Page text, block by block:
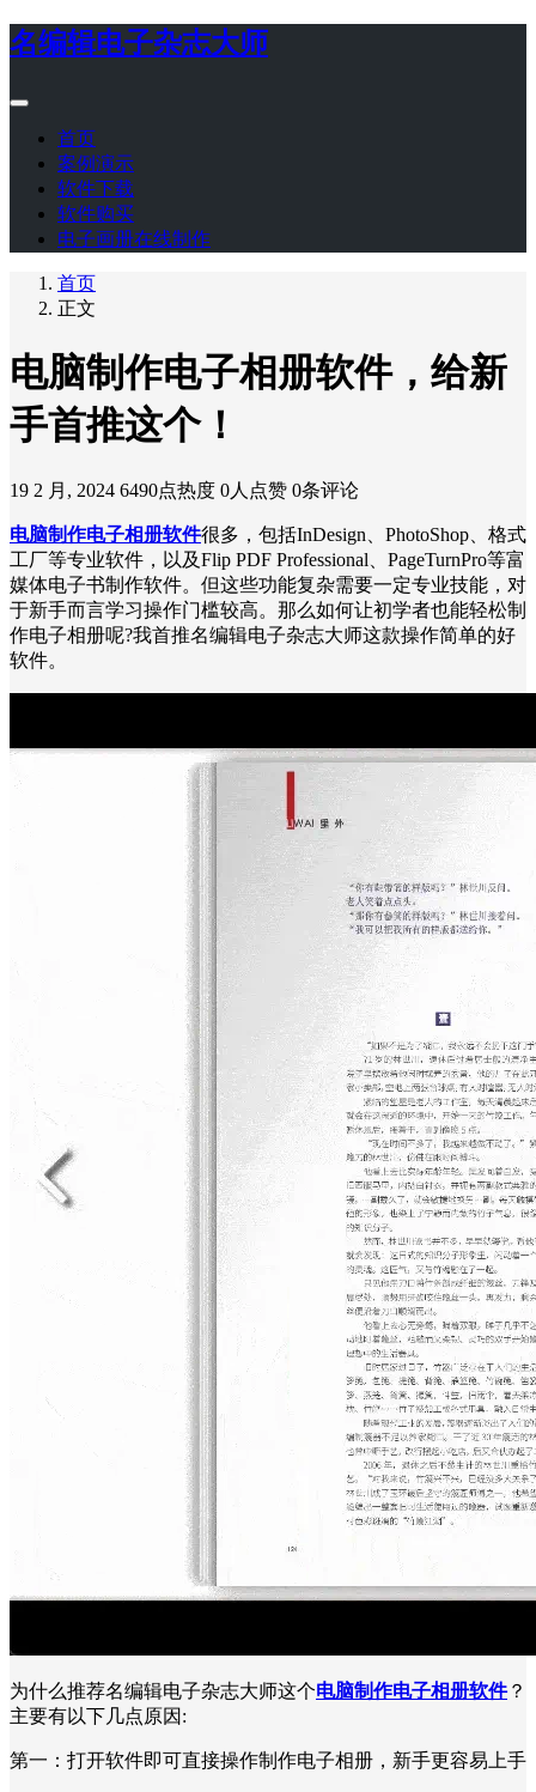
名编辑电子杂志大师
首页
案例演示
软件下载
软件购买
电子画册在线制作
首页
正文
电脑制作电子相册软件，给新
手首推这个！
19 2 月, 2024 6490点热度 0人点赞 0条评论
电脑制作电子相册软件很多，包括InDesign、PhotoShop、格式
工厂等专业软件，以及Flip PDF Professional、PageTurnPro等富
媒体电子书制作软件。但这些功能复杂需要一定专业技能，对
于新手而言学习操作门槛较高。那么如何让初学者也能轻松制
作电子相册呢?我首推名编辑电子杂志大师这款操作简单的好
软件。
为什么推荐名编辑电子杂志大师这个电脑制作电子相册软件？
主要有以下几点原因:
第一：打开软件即可直接操作制作电子相册，新手更容易上手